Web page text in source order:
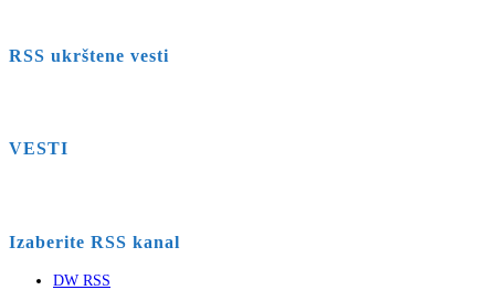
RSS ukrštene vesti
VESTI
Izaberite RSS kanal
DW RSS